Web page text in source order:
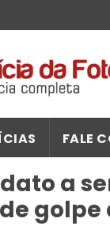
FALE
a
golpe